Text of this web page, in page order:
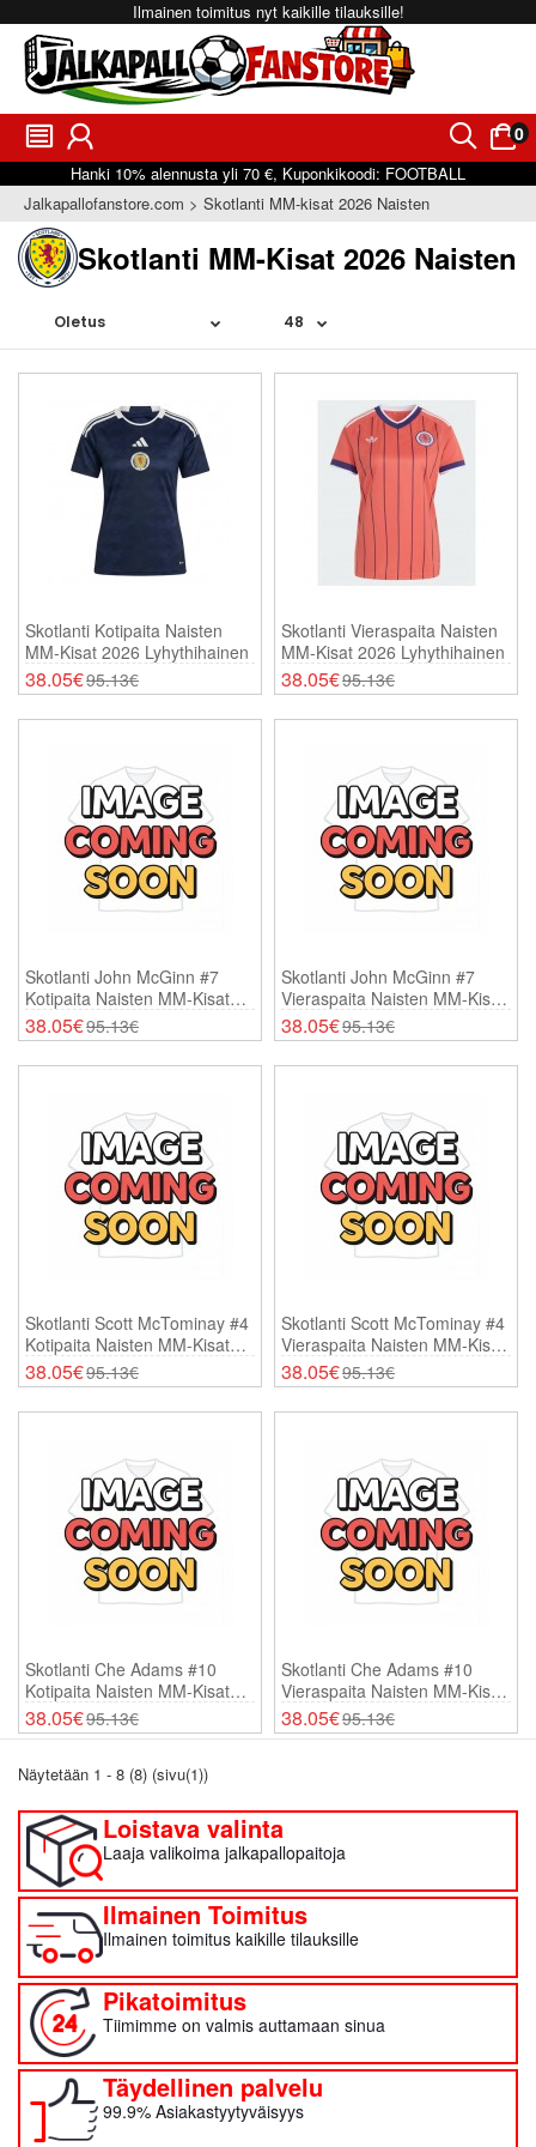
Ilmainen toimitus nyt kaikille tilauksille!
󰂩 󰃳 󰂨 0
󰃠
Hanki 10% alennusta yli 70 €, Kuponkikoodi: FOOTBALL
Jalkapallofanstore.com
Skotlanti MM-kisat 2026 Naisten
Skotlanti MM-Kisat 2026 Naisten
Skotlanti Kotipaita Naisten
MM-Kisat 2026 Lyhythihainen
38.05€95.13€
Skotlanti Vieraspaita Naisten
MM-Kisat 2026 Lyhythihainen
38.05€95.13€
Skotlanti John McGinn #7
Kotipaita Naisten MM-Kisat
2026 Lyhythihainen
38.05€95.13€
Skotlanti John McGinn #7
Vieraspaita Naisten MM-Kisat
2026 Lyhythihainen
38.05€95.13€
Skotlanti Scott McTominay #4
Kotipaita Naisten MM-Kisat
2026 Lyhythihainen
38.05€95.13€
Skotlanti Scott McTominay #4
Vieraspaita Naisten MM-Kisat
2026 Lyhythihainen
38.05€95.13€
Skotlanti Che Adams #10
Kotipaita Naisten MM-Kisat
2026 Lyhythihainen
38.05€95.13€
Skotlanti Che Adams #10
Vieraspaita Naisten MM-Kisat
2026 Lyhythihainen
38.05€95.13€
Näytetään 1 - 8 (8) (sivu(1))
Loistava valinta
Laaja valikoima jalkapallopaitoja
Ilmainen Toimitus
Ilmainen toimitus kaikille tilauksille
Pikatoimitus
Tiimimme on valmis auttamaan sinua
Täydellinen palvelu
99.9% Asiakastyytyväisyys